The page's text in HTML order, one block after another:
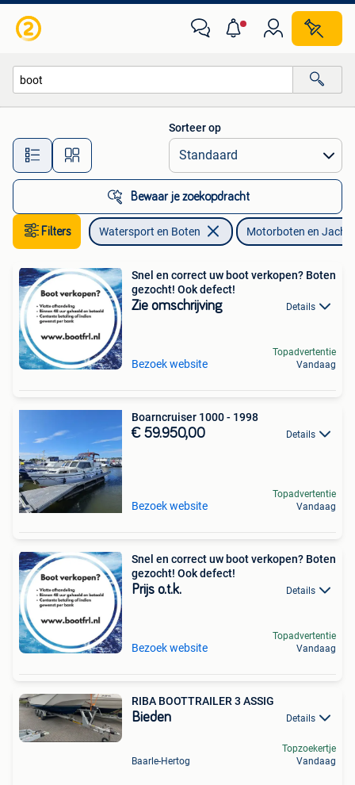
Alle afstanden…
Sorteer op
Bewaar je zoekopdracht
Filters Watersport en Boten Motorboten en
Snel en correct uw boot verkopen? Boten
gezocht! Ook defect!
Zie omschrijving Details
Bezoek website
Topadvertentie
Vandaag
Boarncruiser 1000 - 1998
€ 59.950,00 Details
Bezoek website
Topadvertentie
Vandaag
Snel en correct uw boot verkopen? Boten
gezocht! Ook defect!
Prijs o.t.k. Details
Bezoek website
Topadvertentie
Vandaag
RIBA BOOTTRAILER 3 ASSIG
Bieden Details
Baarle-Hertog
Topzoekertje
Vandaag